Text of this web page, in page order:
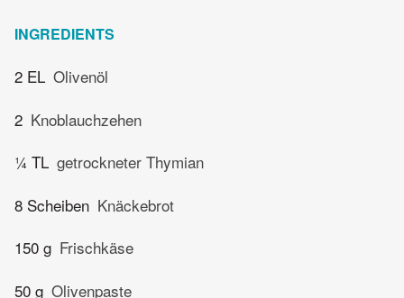
INGREDIENTS
2 EL Olivenöl
2 Knoblauchzehen
¼ TL getrockneter Thymian
8 Scheiben Knäckebrot
150 g Frischkäse
50 g Olivenpaste